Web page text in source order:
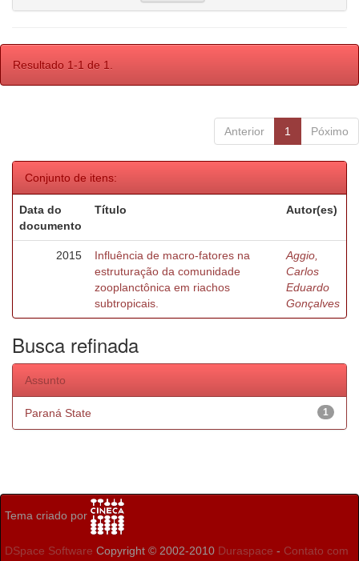
Resultado 1-1 de 1.
Anterior 1 Póximo
Conjunto de itens:
Data do
documento
Título Autor(es)
2015
Influência de macro-fatores na
estruturação da comunidade
zooplanctônica em riachos
subtropicais.
Aggio,
Carlos
Eduardo
Gonçalves
Busca refinada
Assunto
1
Paraná State
Tema criado por
DSpace Software Copyright © 2002-2010 Duraspace - Contato com